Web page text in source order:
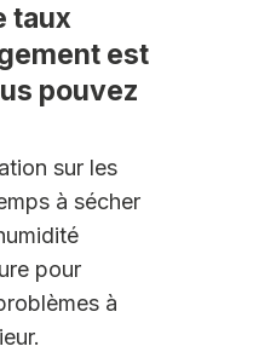
taux
est
pouvez
sur les
à sécher
pour
à